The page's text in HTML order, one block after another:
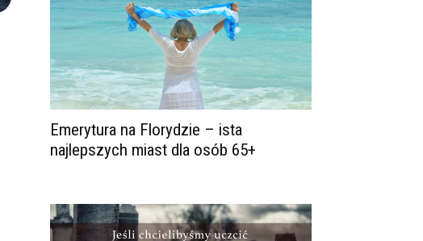
Emerytura na Florydzie – ista
najlepszych miast dla osób 65+